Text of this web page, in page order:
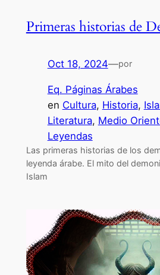
Primeras historias de
Oct 18, 2024—por
Eq. Páginas Árabes
en Cultura, Historia,
Literatura, Medio
Leyendas
Las primeras historias de los
leyenda árabe. El mito del
Islam